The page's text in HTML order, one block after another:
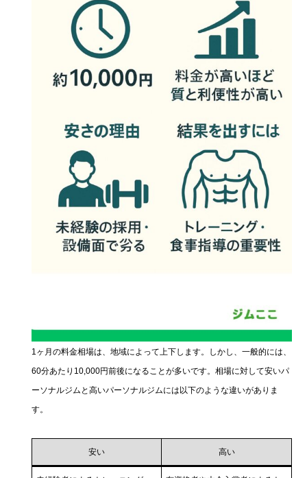
1ヶ月の料金相場は、地域によって上下します。しかし、一般的には、
60分あたり10,000円前後になることが多いです。相場に対して安いパ
ーソナルジムと高いパーソナルジムには以下のような違いがありま
す。
安い 高い